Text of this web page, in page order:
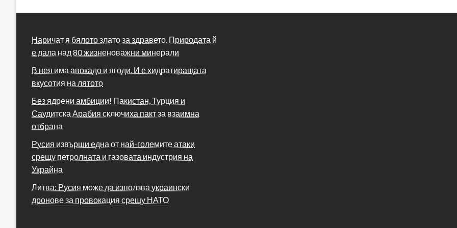
Наричат я бялото злато за здравето. Природата й
е дала над 80 жизненоважни минерали
В нея има авокадо и ягоди. И е хидратиращата
вкусотия на лятото
Без ядрени амбиции! Пакистан, Турция и
Саудитска Арабия сключиха пакт за взаимна
отбрана
Русия извърши една от най-големите атаки
срещу петролната и газовата индустрия на
Украйна
Литва: Русия може да използва украински
дронове за провокация срещу НАТО